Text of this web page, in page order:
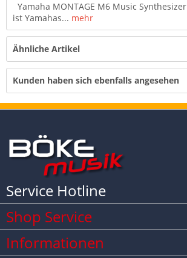
Yamaha MONTAGE M6 Music
ist Yamahas... mehr
Ähnliche Artikel
Kunden haben sich ebenfalls angesehen
Service Hotline
Shop Service
Informationen